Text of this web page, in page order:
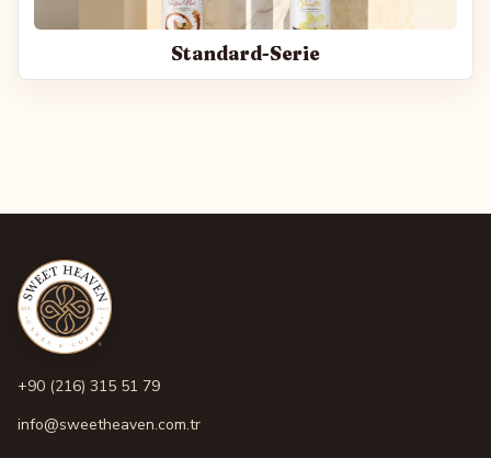
Standard-Serie
+90 (216) 315 51 79
info@sweetheaven.com.tr